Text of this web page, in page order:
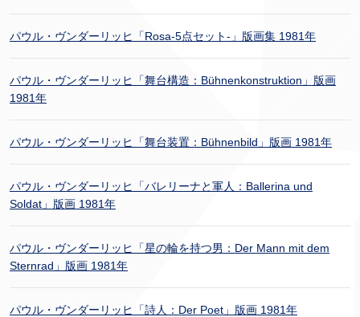
パウル・ヴンダーリッヒ「Rosa-5点セット-」版画集 1981年
パウル・ヴンダーリッヒ「舞台構造：Bühnenkonstruktion」版画
1981年
パウル・ヴンダーリッヒ「舞台装置：Bühnenbild」版画 1981年
パウル・ヴンダーリッヒ「バレリーナと軍人：Ballerina und
Soldat」版画 1981年
パウル・ヴンダーリッヒ「星の輪を持つ男：Der Mann mit dem
Sternrad」版画 1981年
パウル・ヴンダーリッヒ「詩人：Der Poet」版画 1981年